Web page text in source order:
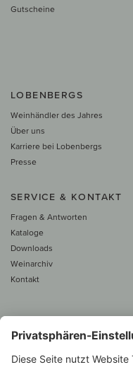
Gutscheine
LOBENBERGS
Weinhändler des Jahres
Über uns
Karriere bei Lobenbergs
Presse
SERVICE & KONTAKT
Fragen & Antworten
Kataloge
Downloads
Weinarchiv
Kontakt